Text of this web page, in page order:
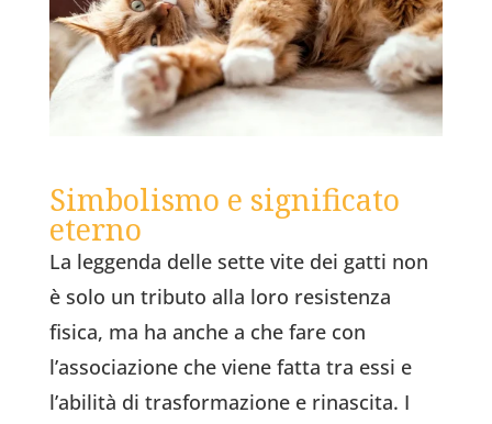
Simbolismo e significato
eterno
La leggenda delle sette vite dei gatti non
è solo un tributo alla loro resistenza
fisica, ma ha anche a che fare con
l’associazione che viene fatta tra essi e
l’abilità di trasformazione e rinascita. I